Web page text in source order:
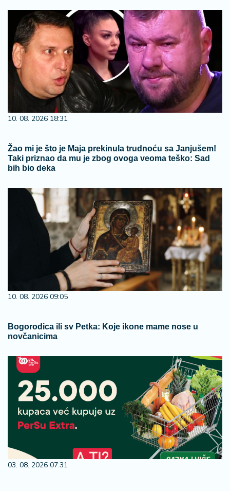
10. 08. 2026 18:31
Žao mi je što je Maja prekinula trudnoću sa Janjušem!
Taki priznao da mu je zbog ovoga veoma teško: Sad
bih bio deka
10. 08. 2026 09:05
Bogorodica ili sv Petka: Koje ikone mame nose u
novčanicima
03. 08. 2026 07:31